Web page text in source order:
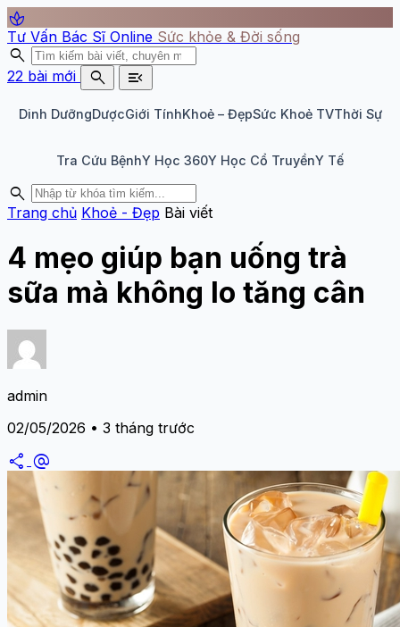
spa
Tư Vấn Bác Sĩ Online Sức khỏe & Đời sống
search
22 bài mới search menu_open
Dinh DưỡngDượcGiới TínhKhoẻ – ĐẹpSức Khoẻ TVThời Sự
Tra Cứu BệnhY Học 360Y Học Cổ TruyềnY Tế
search
Trang chủ Khoẻ - Đẹp Bài viết
4 mẹo giúp bạn uống trà
sữa mà không lo tăng cân
admin
02/05/2026 • 3 tháng trước
share alternate_email